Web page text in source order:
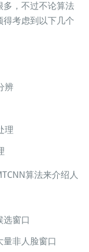
多，不过不论算法
考虑到以下几个
辨
理
算法来介绍人
选窗口
量非人脸窗口